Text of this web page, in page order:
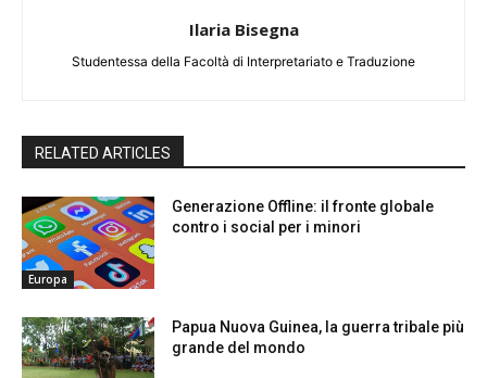
Ilaria Bisegna
Studentessa della Facoltà di Interpretariato e Traduzione
RELATED ARTICLES
Europa
Generazione Offline: il fronte globale
contro i social per i minori
Papua Nuova Guinea, la guerra tribale più
grande del mondo